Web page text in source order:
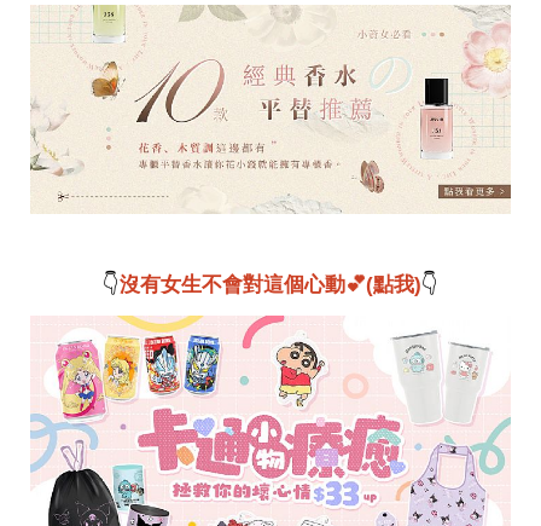
活
熱
鮮
事
優
惠
物
於
歡
迎
投
👇沒有女生不會對這個心動💕(點我)👇